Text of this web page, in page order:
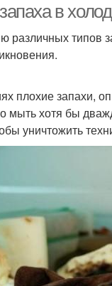
в
типов
плохие запахи,
мыть хотя бы
уничтожить